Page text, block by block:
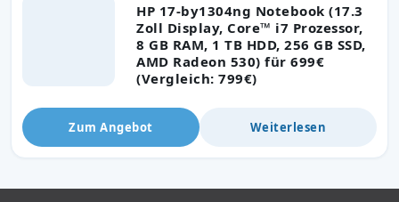
HP 17-by1304ng Notebook (17.3
Zoll Display, Core™ i7 Prozessor,
8 GB RAM, 1 TB HDD, 256 GB SSD,
AMD Radeon 530) für 699€
(Vergleich: 799€)
Zum Angebot Weiterlesen